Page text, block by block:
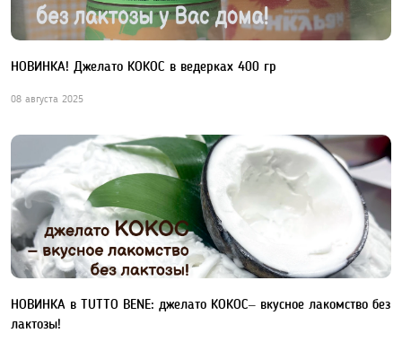
НОВИНКА! Джелато КОКОС в ведерках 400 гр
08 августа 2025
НОВИНКА в TUTTO BENE: джелато КОКОС– вкусное лакомство без
лактозы!